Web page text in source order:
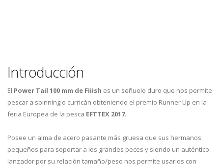
Introducción
El Power Tail 100 mm de Fiiish es un señuelo duro que nos permite
pescar a spinning o curricán obteniendo el premio Runner Up en la
feria Europea de la pesca EFTTEX 2017.
Posee un alma de acero pasante más gruesa que sus hermanos
pequeños para soportar a los grandes peces y siendo un auténtico
lanzador por su relación tamaño/peso nos permite usarlos con